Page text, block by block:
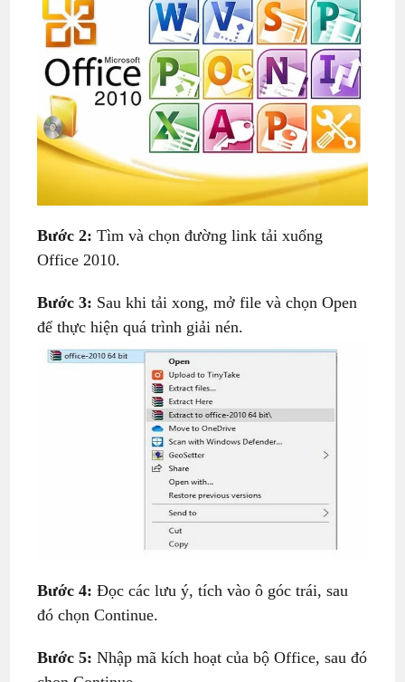
Bước 2: Tìm và chọn đường link tải xuống
Office 2010.
Bước 3: Sau khi tải xong, mở file và chọn Open
để thực hiện quá trình giải nén.
Bước 4: Đọc các lưu ý, tích vào ô góc trái, sau
đó chọn Continue.
Bước 5: Nhập mã kích hoạt của bộ Office, sau đó